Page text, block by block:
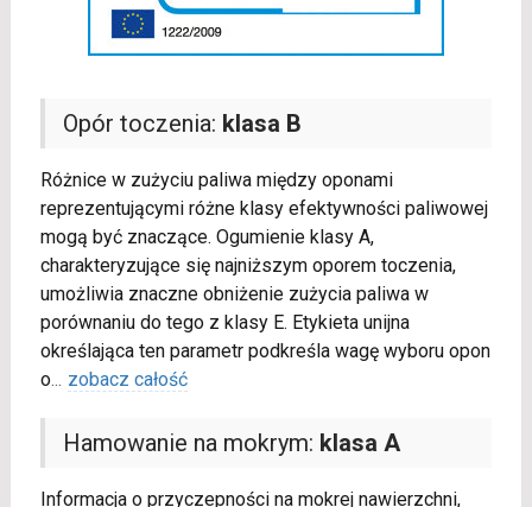
Opór toczenia: klasa B
Różnice w zużyciu paliwa między oponami
reprezentującymi różne klasy efektywności paliwowej
mogą być znaczące. Ogumienie klasy A,
charakteryzujące się najniższym oporem toczenia,
umożliwia znaczne obniżenie zużycia paliwa w
porównaniu do tego z klasy E. Etykieta unijna
określająca ten parametr podkreśla wagę wyboru opon
o... zobacz całość
Hamowanie na mokrym: klasa A
Informacja o przyczepności na mokrej nawierzchni,